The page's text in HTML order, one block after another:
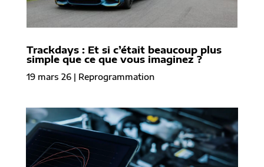
Trackdays : Et si c’était beaucoup plus
simple que ce que vous imaginez ?
19 mars 26| Reprogrammation